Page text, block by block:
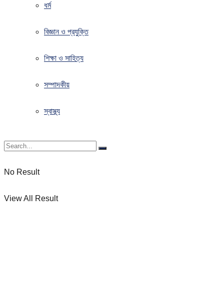
ধর্ম
বিজ্ঞান ও প্রযুক্তি
শিক্ষা ও সাহিত্য
সম্পাদকীয়
স্বাস্থ্য
No Result
View All Result